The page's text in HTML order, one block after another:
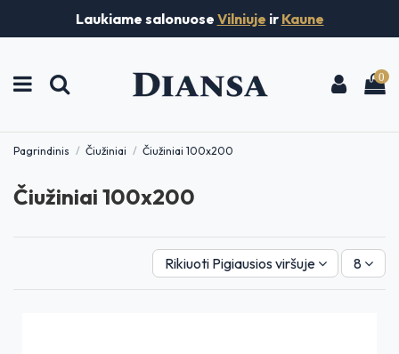
Laukiame salonuose Vilniuje ir Kaune
0
Pagrindinis Čiužiniai Čiužiniai 100x200
Čiužiniai 100x200
Rikiuoti Pigiausios viršuje 8